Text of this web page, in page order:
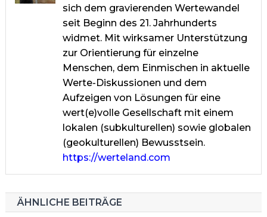
sich dem gravierenden Wertewandel
seit Beginn des 21. Jahrhunderts
widmet. Mit wirksamer Unterstützung
zur Orientierung für einzelne
Menschen, dem Einmischen in aktuelle
Werte-Diskussionen und dem
Aufzeigen von Lösungen für eine
wert(e)volle Gesellschaft mit einem
lokalen (subkulturellen) sowie globalen
(geokulturellen) Bewusstsein.
https://werteland.com
ÄHNLICHE BEITRÄGE